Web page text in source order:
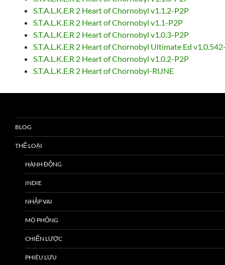
S.T.A.L.K.E.R 2 Heart of Chornobyl v1.1.2-P2P
S.T.A.L.K.E.R 2 Heart of Chornobyl v1.1-P2P
S.T.A.L.K.E.R 2 Heart of Chornobyl v1.0.3-P2P
S.T.A.L.K.E.R 2 Heart of Chornobyl Ultimate Ed
S.T.A.L.K.E.R 2 Heart of Chornobyl v1.0.2-P2P
S.T.A.L.K.E.R 2 Heart of Chornobyl-RUNE
BLOG
THỂ LOẠI
HÀNH ĐỘNG
INDIE
NHẬP VAI
MÔ PHỎNG
CHIẾN LƯỢC
PHIÊU LƯU